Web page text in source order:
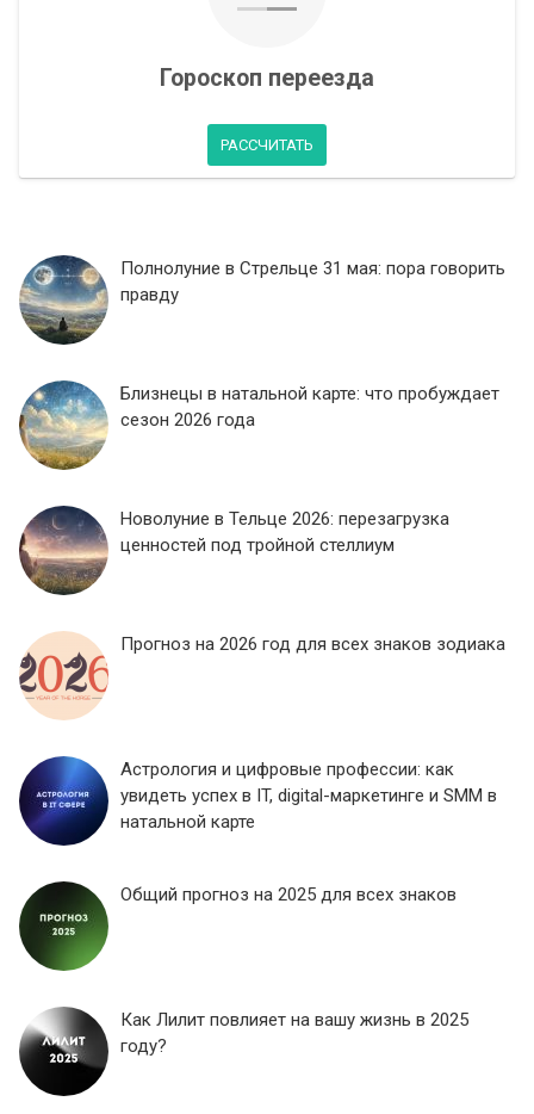
Гороскоп переезда
РАССЧИТАТЬ
Полнолуние в Стрельце 31 мая: пора говорить
правду
Близнецы в натальной карте: что пробуждает
сезон 2026 года
Новолуние в Тельце 2026: перезагрузка
ценностей под тройной стеллиум
Прогноз на 2026 год для всех знаков зодиака
Астрология и цифровые профессии: как
увидеть успех в IT, digital-маркетинге и SMM в
натальной карте
Общий прогноз на 2025 для всех знаков
Как Лилит повлияет на вашу жизнь в 2025
году?